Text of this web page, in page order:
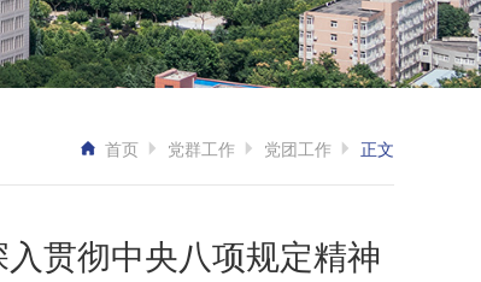
首页 党群工作 党团工作 正文
贯彻中央八项规定精神